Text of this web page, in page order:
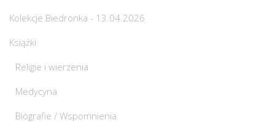
Kolekcje Biedronka - 13.04.2026
Książki
Religie i wierzenia
Medycyna
Biografie / Wspomnienia